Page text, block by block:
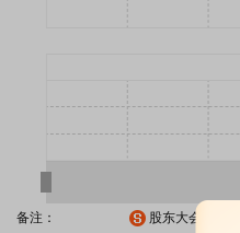
备注： 股东大会公告日